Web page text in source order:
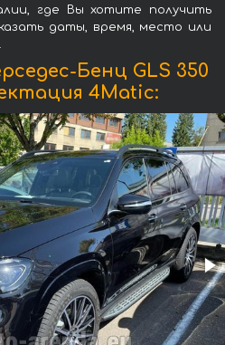
где Вы хотите получить
даты, время, место или
Бенц GLS 350
4Matic: